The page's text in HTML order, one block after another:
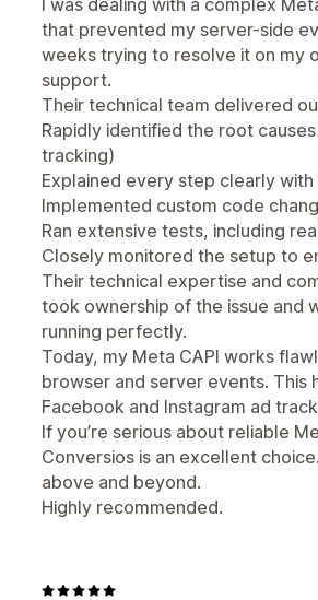
that prevented my server-side
weeks trying to resolve it on my
support.
Their technical team delivered
Rapidly identified the root
tracking)
Explained every step clearly
Implemented custom code
Ran extensive tests, including
Closely monitored the setup to
Their technical expertise and
took ownership of the issue and
running perfectly.
Today, my Meta CAPI works
browser and server events.
Facebook and Instagram ad
If you’re serious about reliable
Conversios is an excellent
above and beyond.
Highly recommended.